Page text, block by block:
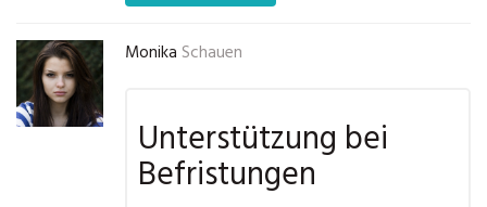
Monika Schauen
Unterstützung bei
Befristungen